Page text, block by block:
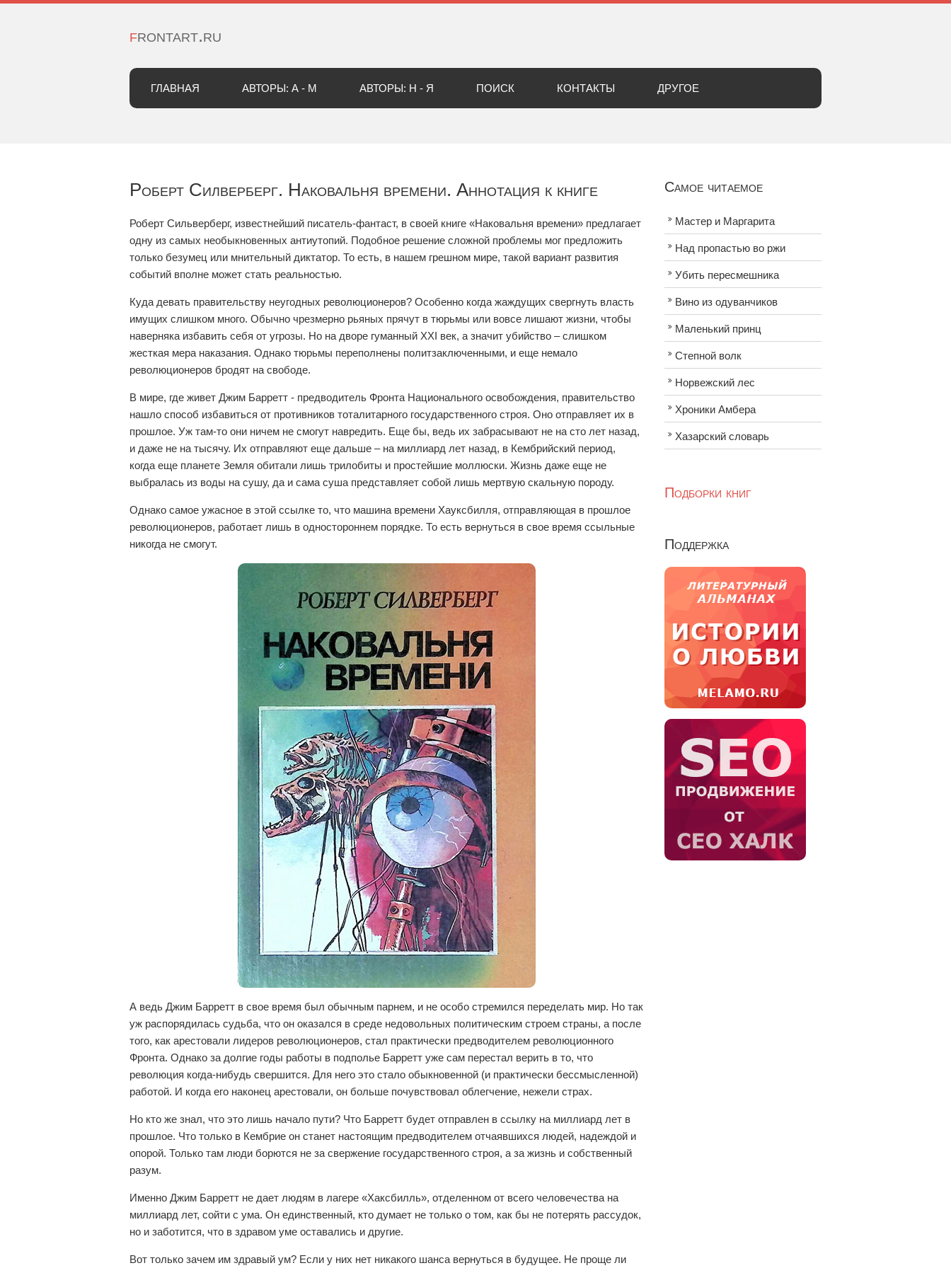
frontart.ru
ГЛАВНАЯ АВТОРЫ: А - М АВТОРЫ: Н - Я ПОИСК КОНТАКТЫ ДРУГОЕ
Роберт Силверберг. Наковальня времени. Аннотация к книге
Роберт Сильверберг, известнейший писатель-фантаст, в своей книге «Наковальня времени» предлагает
одну из самых необыкновенных антиутопий. Подобное решение сложной проблемы мог предложить
только безумец или мнительный диктатор. То есть, в нашем грешном мире, такой вариант развития
событий вполне может стать реальностью.
Куда девать правительству неугодных революционеров? Особенно когда жаждущих свергнуть власть
имущих слишком много. Обычно чрезмерно рьяных прячут в тюрьмы или вовсе лишают жизни, чтобы
наверняка избавить себя от угрозы. Но на дворе гуманный XXI век, а значит убийство – слишком
жесткая мера наказания. Однако тюрьмы переполнены политзаключенными, и еще немало
революционеров бродят на свободе.
В мире, где живет Джим Барретт - предводитель Фронта Национального освобождения, правительство
нашло способ избавиться от противников тоталитарного государственного строя. Оно отправляет их в
прошлое. Уж там-то они ничем не смогут навредить. Еще бы, ведь их забрасывают не на сто лет назад,
и даже не на тысячу. Их отправляют еще дальше – на миллиард лет назад, в Кембрийский период,
когда еще планете Земля обитали лишь трилобиты и простейшие моллюски. Жизнь даже еще не
выбралась из воды на сушу, да и сама суша представляет собой лишь мертвую скальную породу.
Однако самое ужасное в этой ссылке то, что машина времени Хауксбилля, отправляющая в прошлое
революционеров, работает лишь в одностороннем порядке. То есть вернуться в свое время ссыльные
никогда не смогут.
А ведь Джим Барретт в свое время был обычным парнем, и не особо стремился переделать мир. Но так
уж распорядилась судьба, что он оказался в среде недовольных политическим строем страны, а после
того, как арестовали лидеров революционеров, стал практически предводителем революционного
Фронта. Однако за долгие годы работы в подполье Барретт уже сам перестал верить в то, что
революция когда-нибудь свершится. Для него это стало обыкновенной (и практически бессмысленной)
работой. И когда его наконец арестовали, он больше почувствовал облегчение, нежели страх.
Но кто же знал, что это лишь начало пути? Что Барретт будет отправлен в ссылку на миллиард лет в
прошлое. Что только в Кембрие он станет настоящим предводителем отчаявшихся людей, надеждой и
опорой. Только там люди борются не за свержение государственного строя, а за жизнь и собственный
разум.
Именно Джим Барретт не дает людям в лагере «Хаксбилль», отделенном от всего человечества на
миллиард лет, сойти с ума. Он единственный, кто думает не только о том, как бы не потерять рассудок,
но и заботится, что в здравом уме оставались и другие.
Вот только зачем им здравый ум? Если у них нет никакого шанса вернуться в будущее. Не проще ли
Самое читаемое
Мастер и Маргарита
Над пропастью во ржи
Убить пересмешника
Вино из одуванчиков
Маленький принц
Степной волк
Норвежский лес
Хроники Амбера
Хазарский словарь
Подборки книг
Поддержка